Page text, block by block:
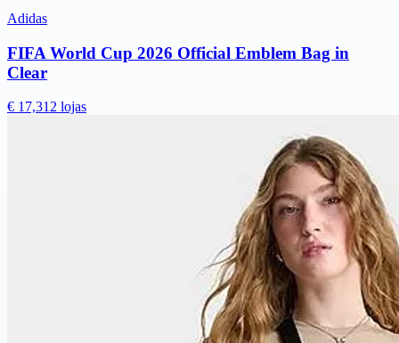
Adidas
FIFA World Cup 2026 Official Emblem Bag in
Clear
€ 17,31 2 lojas